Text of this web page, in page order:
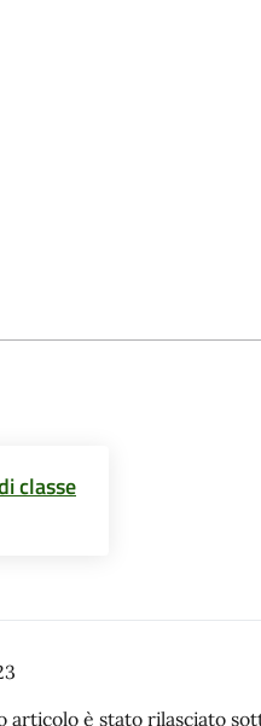
classe
articolo è stato rilasciato